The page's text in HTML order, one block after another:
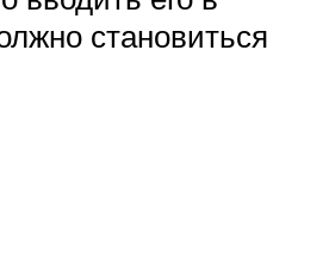
становиться